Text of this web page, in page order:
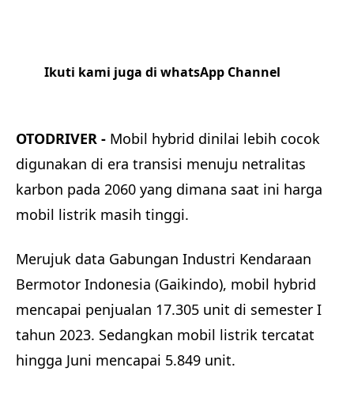
Ikuti kami juga di whatsApp Channel
OTODRIVER - Mobil hybrid dinilai lebih cocok
digunakan di era transisi menuju netralitas
karbon pada 2060 yang dimana saat ini harga
mobil listrik masih tinggi.
Merujuk data Gabungan Industri Kendaraan
Bermotor Indonesia (Gaikindo), mobil hybrid
mencapai penjualan 17.305 unit di semester I
tahun 2023. Sedangkan mobil listrik tercatat
hingga Juni mencapai 5.849 unit.